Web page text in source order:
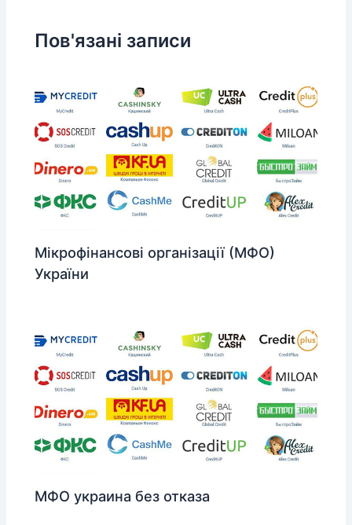
Пов'язані записи
Мікрофінансові організації (МФО)
України
МФО украина без отказа